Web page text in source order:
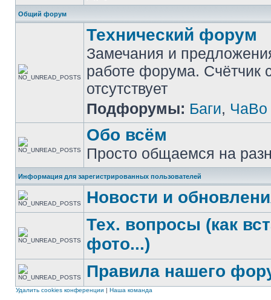
Общий форум
Технический форум
Замечания и
работе форума. Счётчик
отсутствует
Подфорумы: Баги, ЧаВо
Обо всём
Просто общаемся на
Информация для зарегистрированных пользователей
Новости и
Тех. вопросы (как
фото...)
Правила нашего
Удалить cookies конференции | Наша команда